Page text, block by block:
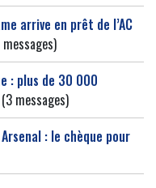
arrive en prêt de l’AC
messages)
: plus de 30 000
(3 messages)
: le chèque pour